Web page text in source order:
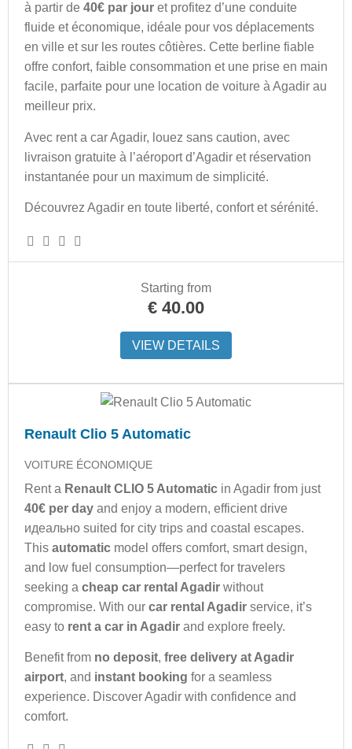
à partir de 40€ par jour et profitez d’une conduite
fluide et économique, idéale pour vos déplacements
en ville et sur les routes côtières. Cette berline fiable
offre confort, faible consommation et une prise en main
facile, parfaite pour une location de voiture à Agadir au
meilleur prix.
Avec rent a car Agadir, louez sans caution, avec
livraison gratuite à l’aéroport d’Agadir et réservation
instantanée pour un maximum de simplicité.
Découvrez Agadir en toute liberté, confort et sérénité.
Starting from
€ 40.00
VIEW DETAILS
Renault Clio 5 Automatic
VOITURE ÉCONOMIQUE
Rent a Renault CLIO 5 Automatic in Agadir from just
40€ per day and enjoy a modern, efficient drive
идеально suited for city trips and coastal escapes.
This automatic model offers comfort, smart design,
and low fuel consumption—perfect for travelers
seeking a cheap car rental Agadir without
compromise. With our car rental Agadir service, it’s
easy to rent a car in Agadir and explore freely.
Benefit from no deposit, free delivery at Agadir
airport, and instant booking for a seamless
experience. Discover Agadir with confidence and
comfort.